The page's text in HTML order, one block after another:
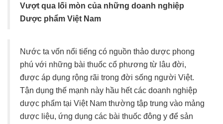
Vượt qua lối mòn của những doanh nghiệp
Dược phẩm Việt Nam
Nước ta vốn nổi tiếng có nguồn thảo dược phong
phú với những bài thuốc cổ phương từ lâu đời,
được áp dụng rộng rãi trong đời sống người Việt.
Tận dụng thế mạnh này hầu hết các doanh nghiệp
dược phẩm tại Việt Nam thường tập trung vào mảng
dược liệu, ứng dụng các bài thuốc đông y để sản